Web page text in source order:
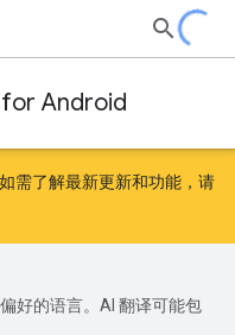
for Android
需了解最新更新和功能，请
好的语言。AI 翻译可能包